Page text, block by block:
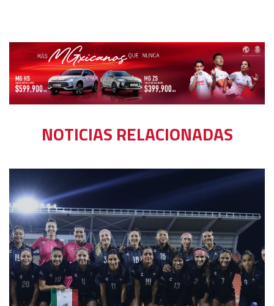
NOTICIAS RELACIONADAS